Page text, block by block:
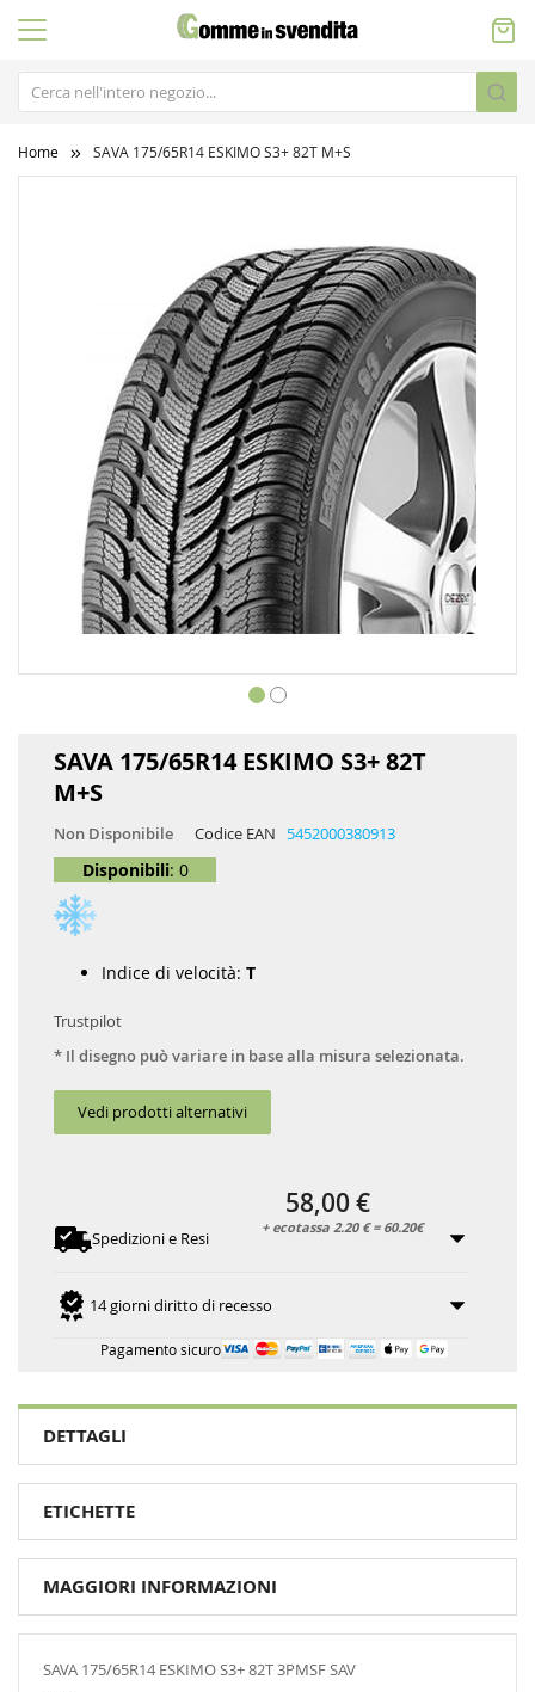
Home SAVA 175/65R14 ESKIMO S3+ 82T M+S
SAVA 175/65R14 ESKIMO S3+ 82T
M+S
Non Disponibile Codice EAN 5452000380913
Disponibili: 0
Indice di velocità: T
Trustpilot
* Il disegno può variare in base alla misura selezionata.
Vedi prodotti alternativi
Spedizioni e Resi
14 giorni diritto di recesso
Pagamento sicuro
58,00 €
+ ecotassa 2.20 € = 60.20€
galleria
immagini
DETTAGLI
ETICHETTE
MAGGIORI INFORMAZIONI
SAVA 175/65R14 ESKIMO S3+ 82T 3PMSF SAV